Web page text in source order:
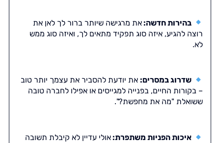
בהירות חדשה: את מרגישה שיותר ברור לך לאן את
רוצה להגיע, איזה סוג תפקיד מתאים לך, ואיזה סוג ממש
לא.
שדרוג במסרים: את יודעת להסביר את עצמך יותר טוב
– בקורות החיים, בפנייה למגייסים או אפילו לחברה טובה
ששואלת "מה את מחפשת?".
איכות הפניות משתפרת: אולי עדיין לא קיבלת תשובה